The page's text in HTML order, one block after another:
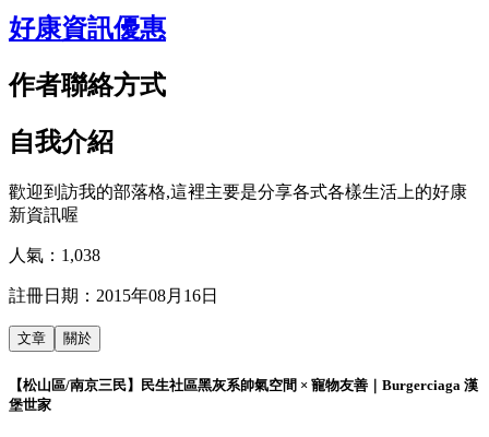
好康資訊優惠
作者聯絡方式
自我介紹
歡迎到訪我的部落格,這裡主要是分享各式各樣生活上的好康
新資訊喔
人氣： 1,038
註冊日期： 2015年08月16日
文章 關於
【松山區/南京三民】民生社區黑灰系帥氣空間 × 寵物友善｜Burgerciaga 漢
堡世家